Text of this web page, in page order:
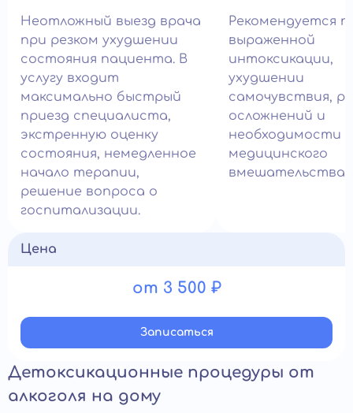
Неотложный выезд врача
при резком ухудшении
состояния пациента. В
услугу входит
максимально быстрый
приезд специалиста,
экстренную оценку
состояния, немедленное
начало терапии,
решение вопроса о
госпитализации.
Рекомендуется
выраженной
интоксикации,
ухудшении
самочувствия,
осложнений и
необходимости
медицинского
вмешательства.
Цена
от 3 500 ₽
Записатьcя
Детоксикационные процедуры от
алкоголя на дому